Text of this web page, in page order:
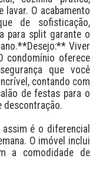
lavar. O acabamento
de sofisticação,
para split garante o
Viver
condomínio oferece
que você
contando com
de festas para o
descontração.
O imóvel inclui
a comodidade de